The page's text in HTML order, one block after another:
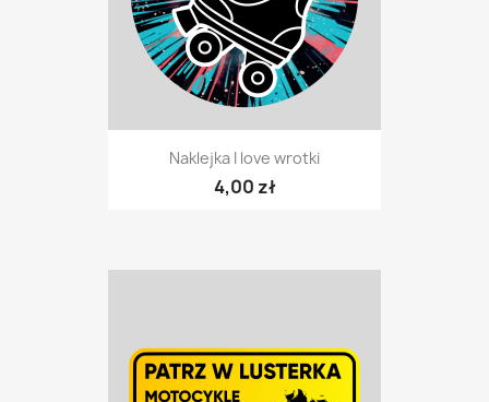
Naklejka I love wrotki
4,00 zł